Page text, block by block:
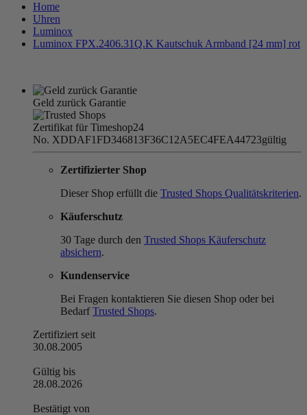
Home
Uhren
Luminox
Luminox FPX.2406.31Q.K Kautschuk Armband [24 mm] rot
Geld zurück Garantie
Zertifikat für Timeshop24
No. XDDAF1FD346813F36C12A5EC4FEA44723gültig
Zertifizierter Shop
Dieser Shop erfüllt die Trusted Shops Qualitätskriterien.
Käuferschutz
30 Tage durch den Trusted Shops Käuferschutz
absichern.
Kundenservice
Bei Fragen kontaktieren Sie diesen Shop oder bei
BedarfTrusted Shops.
Zertifiziert seit
30.08.2005
Gültig bis
28.08.2026
Bestätigt von